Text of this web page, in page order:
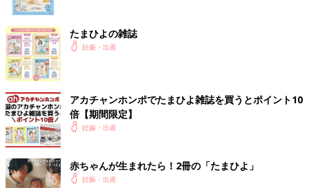
たまひよの雑誌
妊娠・出産
アカチャンホンポでたまひよ雑誌を買うとポイント10
倍【期間限定】
妊娠・出産
赤ちゃんが生まれたら！2冊の「たまひよ」
妊娠・出産